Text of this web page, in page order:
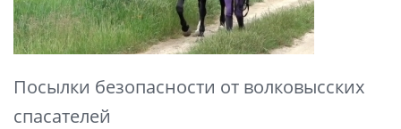
Посылки безопасности от волковысских
спасателей